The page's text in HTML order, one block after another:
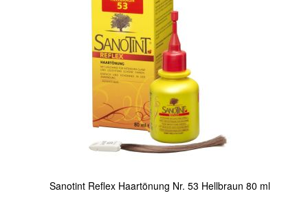
Sanotint Reflex Haartönung Nr. 53 Hellbraun 80 ml